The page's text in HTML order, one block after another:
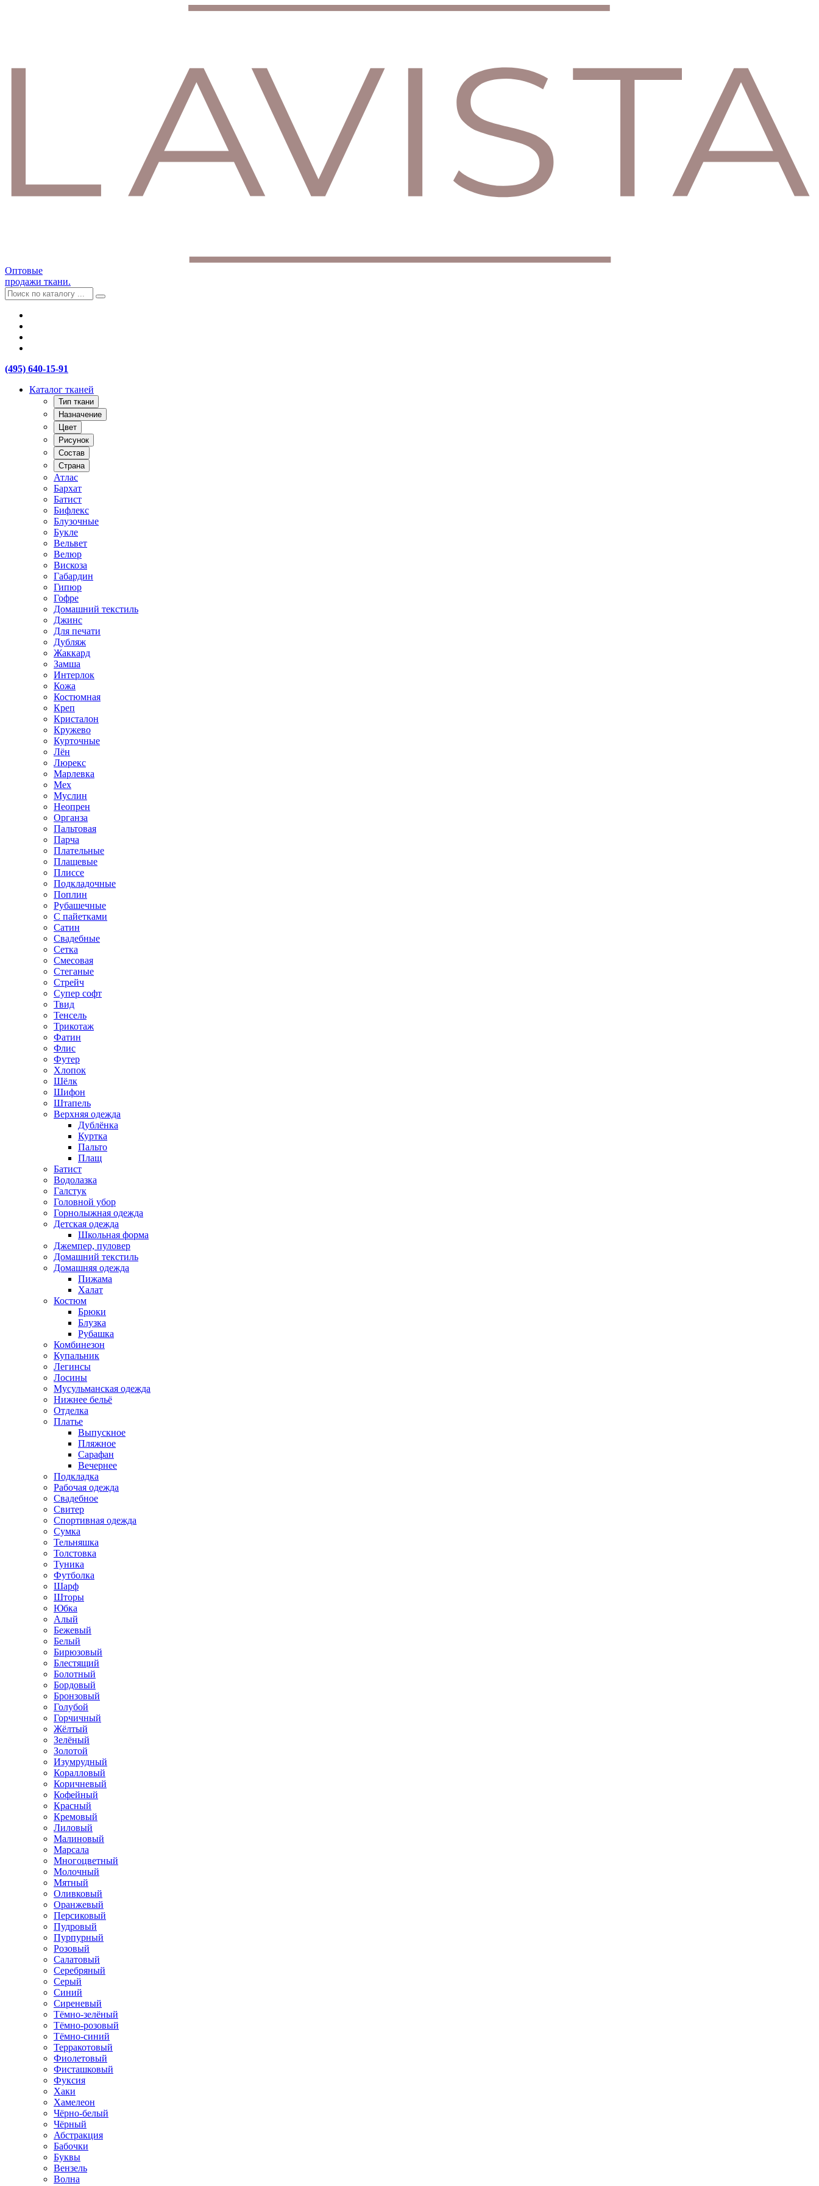
Оптовые
продажи ткани.
(495) 640-15-91
Каталог тканей
Тип ткани
Назначение
Цвет
Рисунок
Состав
Страна
Атлас
Бархат
Батист
Бифлекс
Блузочные
Букле
Вельвет
Велюр
Вискоза
Габардин
Гипюр
Гофре
Домашний текстиль
Джинс
Для печати
Дубляж
Жаккард
Замша
Интерлок
Кожа
Костюмная
Креп
Кристалон
Кружево
Курточные
Лён
Люрекс
Марлевка
Мех
Муслин
Неопрен
Органза
Пальтовая
Парча
Плательные
Плащевые
Плиссе
Подкладочные
Поплин
Рубашечные
С пайетками
Сатин
Свадебные
Сетка
Смесовая
Стеганые
Стрейч
Супер софт
Твид
Тенсель
Трикотаж
Фатин
Флис
Футер
Хлопок
Шёлк
Шифон
Штапель
Верхняя одежда
Дублёнка
Куртка
Пальто
Плащ
Батист
Водолазка
Галстук
Головной убор
Горнолыжная одежда
Детская одежда
Школьная форма
Джемпер, пуловер
Домашний текстиль
Домашняя одежда
Пижама
Халат
Костюм
Брюки
Блузка
Рубашка
Комбинезон
Купальник
Легинсы
Лосины
Мусульманская одежда
Нижнее бельё
Отделка
Платье
Выпускное
Пляжное
Сарафан
Вечернее
Подкладка
Рабочая одежда
Свадебное
Свитер
Спортивная одежда
Сумка
Тельняшка
Толстовка
Туника
Футболка
Шарф
Шторы
Юбка
Алый
Бежевый
Белый
Бирюзовый
Блестящий
Болотный
Бордовый
Бронзовый
Голубой
Горчичный
Жёлтый
Зелёный
Золотой
Изумрудный
Коралловый
Коричневый
Кофейный
Красный
Кремовый
Лиловый
Малиновый
Марсала
Многоцветный
Молочный
Мятный
Оливковый
Оранжевый
Персиковый
Пудровый
Пурпурный
Розовый
Салатовый
Серебряный
Серый
Синий
Сиреневый
Тёмно-зелёный
Тёмно-розовый
Тёмно-синий
Терракотовый
Фиолетовый
Фисташковый
Фуксия
Хаки
Хамелеон
Чёрно-белый
Чёрный
Абстракция
Бабочки
Буквы
Вензель
Волна